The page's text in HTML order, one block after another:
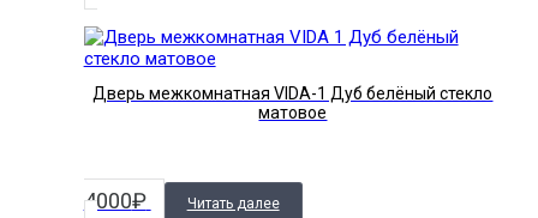
Дверь межкомнатная VIDA-1 Дуб белёный стекло
матовое
4000₽ Читать далее